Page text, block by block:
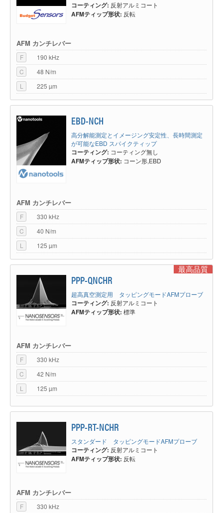
コーティング: 反射アルミコート
AFMティップ形状: 反転
AFM カンチレバー
F
190 kHz
C
48 N/m
L
225 µm
EBD-NCH
高分解能測定とイメージング安定性、長時間測定
が可能なEBD スパイクティップ
コーティング: コーティング無し
AFMティップ形状: コーン形,EBD
AFM カンチレバー
F
330 kHz
C
40 N/m
L
125 µm
最高品質
PPP-QNCHR
超高真空測定用 タッピングモードAFMプローブ
コーティング: 反射アルミコート
AFMティップ形状: 標準
AFM カンチレバー
F
330 kHz
C
42 N/m
L
125 µm
PPP-RT-NCHR
スタンダード タッピングモードAFMプローブ
コーティング: 反射アルミコート
AFMティップ形状: 反転
AFM カンチレバー
F
330 kHz